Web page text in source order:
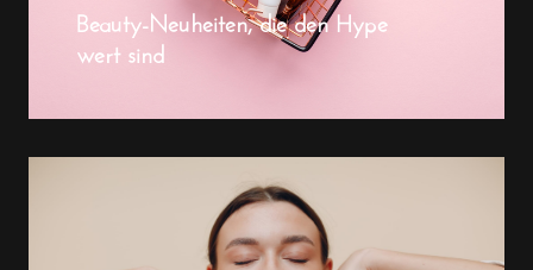
Beauty-Neuheiten, die den Hype
wert sind